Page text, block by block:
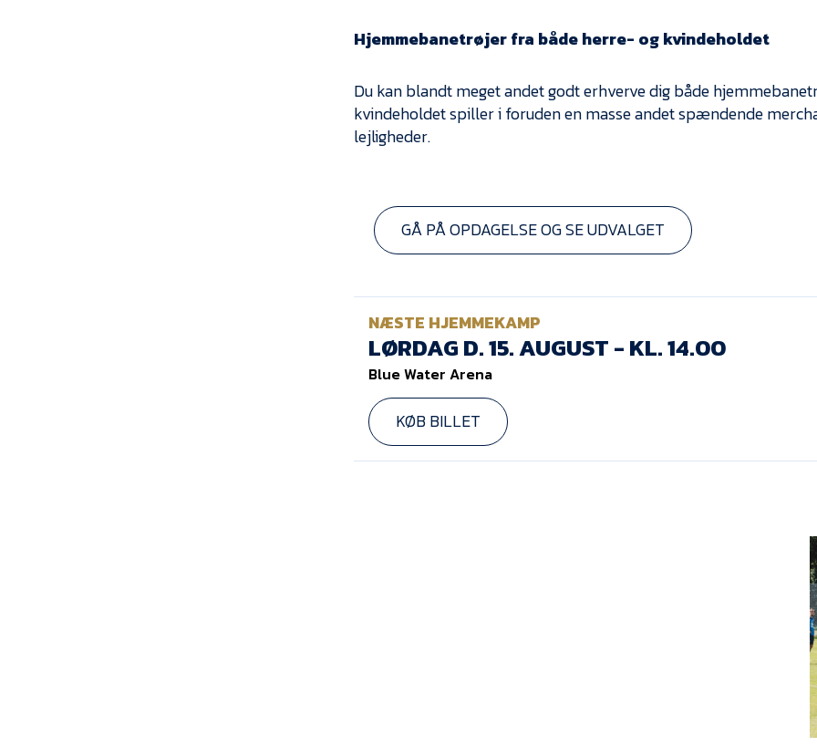
Hjemmebanetrøjer fra både herre- og kvindeholdet
Du kan blandt meget andet godt erhverve dig både
kvindeholdet spiller i foruden en masse andet spændende
lejligheder.
GÅ PÅ OPDAGELSE OG SE UDVALGET
NÆSTE HJEMMEKAMP
LØRDAG D. 15. AUGUST - KL. 14.00
Blue Water Arena
KØB BILLET